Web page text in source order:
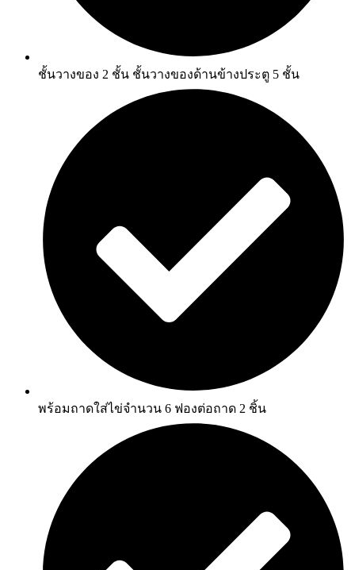
ชั้นวางของ 2 ชั้น ชั้นวางของด้านข้างประตู 5 ชั้น
พร้อมถาดใส่ไข่จำนวน 6 ฟองต่อถาด 2 ชิ้น